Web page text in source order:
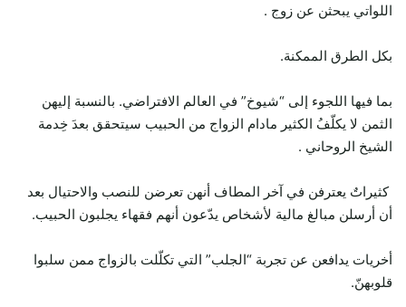
اللواتي يبحثن عن زوج .
بكل الطرق الممكنة.
بما فيها اللجوء إلى “شيوخ” في العالم الافتراضي. بالنسبة إليهن
الثمن لا يكلّفُ الكثير مادام الزواج من الحبيب سيتحقق بعدَ خِدمة
الشيخ الروحاني .
كثيراتٌ يعترفن في آخر المطاف أنهن تعرضن للنصب والاحتيال بعد
أن أرسلن مبالغ مالية لأشخاص يدّعون أنهم فقهاء يجلبون الحبيب.
أخريات يدافعن عن تجربة “الجلب” التي تكلّلت بالزواج ممن سلبوا
قلوبهنّ.